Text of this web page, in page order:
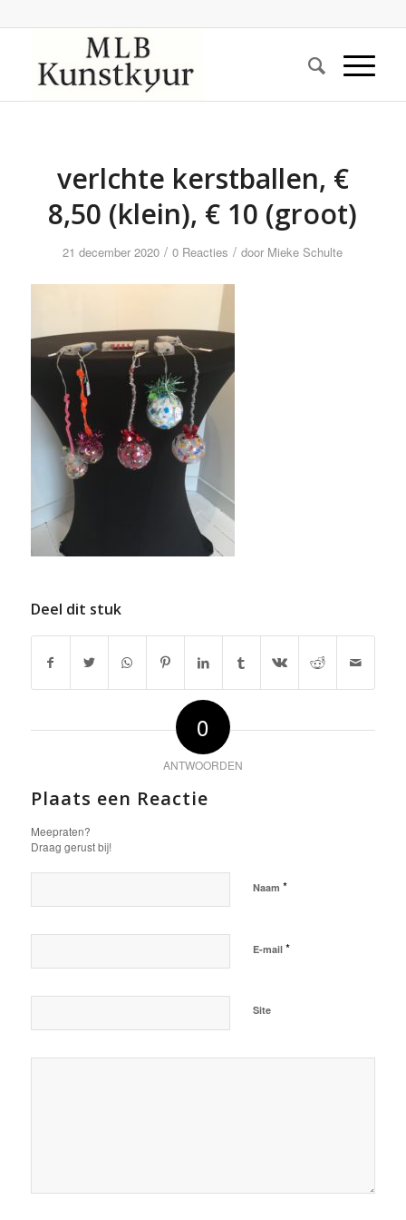
verlchte kerstballen, €
8,50 (klein), € 10 (groot)
21 december 2020 / 0 Reacties / door Mieke Schulte
Deel dit stuk
0
ANTWOORDEN
Plaats een Reactie
Meepraten?
Draag gerust bij!
Naam *
E-mail *
Site